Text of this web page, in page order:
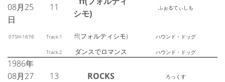
08月25
日
11
シモ)
ふぉるてぃしも
07SH-1676 Track:1 ff(フォルティシモ) ハウンド・ドッグ
Track:2 ダンスでロマンス ハウンド・ドッグ
1986年
08月27
13 ROCKS ろっくす